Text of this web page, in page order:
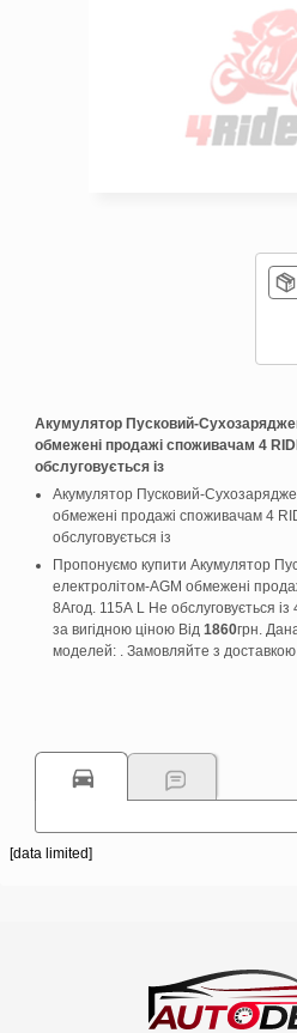
Акумулятор Пусковий-
обмежені продажі споживачам 4
обслуговується із
Акумулятор Пусковий-
обмежені продажі споживачам 4
обслуговується із
Пропонуємо купити Акумулятор
електролітом-AGM обмежені
8Агод. 115А L Не обслуговується
за вигідною ціною Від 1860грн.
моделей: . Замовляйте з
[data limited]